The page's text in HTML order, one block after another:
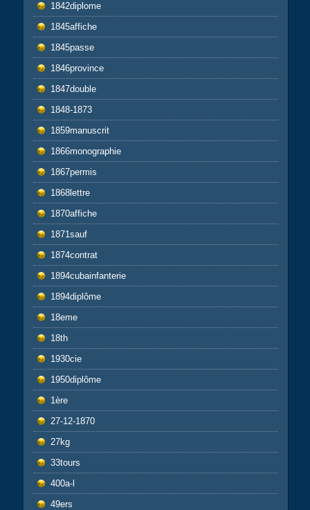
1842diplome
1845affiche
1845passe
1846province
1847double
1848-1873
1859manuscrit
1866monographie
1867permis
1868lettre
1870affiche
1871sauf
1874contrat
1894cubainfanterie
1894diplôme
18eme
18th
1930cie
1950diplôme
1ère
27-12-1870
27kg
33tours
400a-l
49ers